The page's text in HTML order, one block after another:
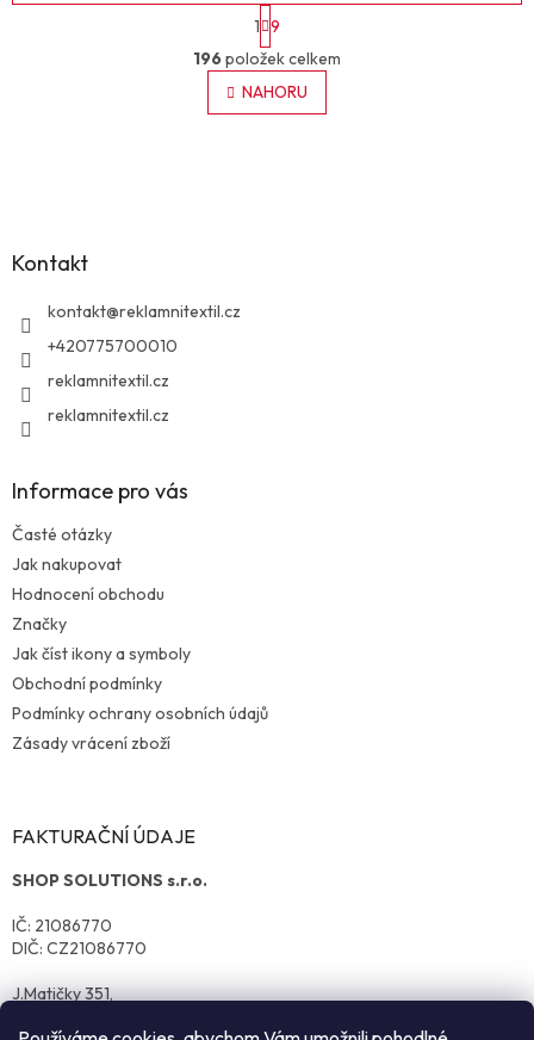
O
v
l
á
S
t
r
á
n
k
1 9
196položek celkem
NAHORU
Kontakt
kontakt@reklamnitextil.cz
+420775700010
reklamnitextil.cz
reklamnitextil.cz
Informace pro vás
Časté otázky
Jak nakupovat
Hodnocení obchodu
Značky
Jak číst ikony a symboly
Obchodní podmínky
Podmínky ochrany osobních údajů
Zásady vrácení zboží
FAKTURAČNÍ ÚDAJE
SHOP SOLUTIONS s.r.o.
IČ: 21086770
DIČ: CZ21086770
J.Matičky 351,